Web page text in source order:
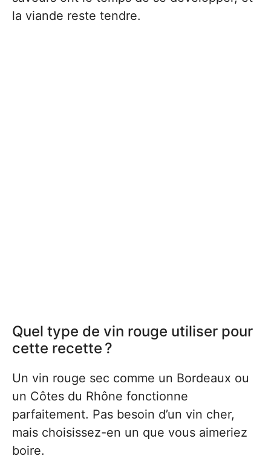
la viande reste tendre.
Quel type de vin rouge utiliser pour
cette recette ?
Un vin rouge sec comme un Bordeaux ou
un Côtes du Rhône fonctionne
parfaitement. Pas besoin d’un vin cher,
mais choisissez-en un que vous aimeriez
boire.